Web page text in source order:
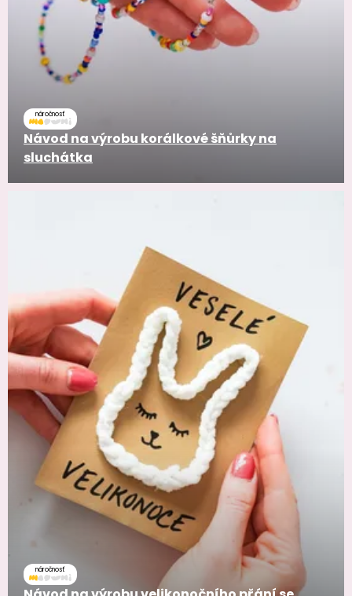
náročnosť
Návod na výrobu korálkové šňůrky na
sluchátka
náročnosť